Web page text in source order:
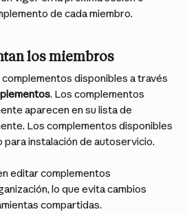
de cada miembro.
los miembros
disponibles a través
. Los complementos
aparecen en su lista de
Los complementos disponibles
para instalación de autoservicio.
editar complementos
lo que evita cambios
compartidas.